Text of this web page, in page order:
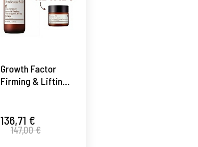
Growth Factor
Firming & Lifting
reafirmante -
High Potency
136,71 €
147,00 €